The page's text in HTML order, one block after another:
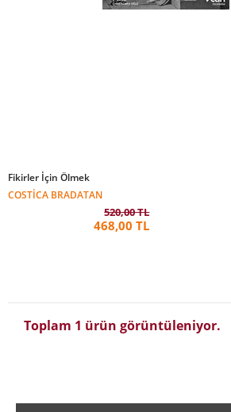
Fikirler İçin Ölmek
COSTICA BRADATAN
520,00 TL
468,00 TL
Toplam 1 ürün görüntüleniyor.